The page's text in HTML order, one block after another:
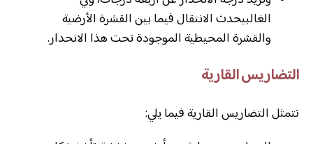
الغالبيحدث الانتقال فيما بين القشرة الأرضية
والقشرة المحيطية الموجودة تحت هذا الانحدار.
التضاريس القارية
تتمثل التضاريس القارية فيما يلي: